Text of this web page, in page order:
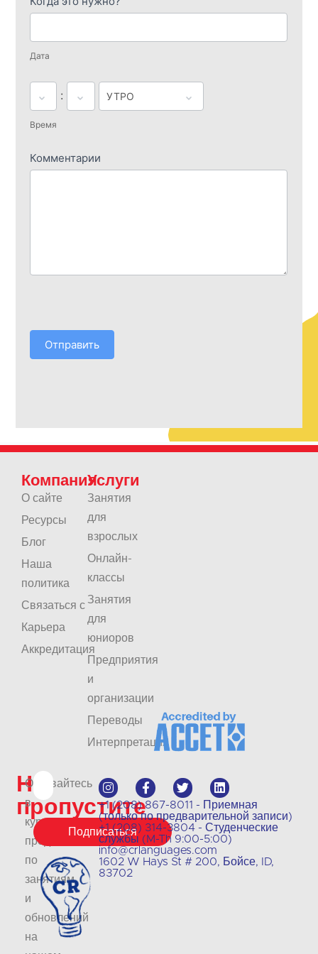
Дата
:
Время
Комментарии
Отправить
Не
пропустите
Оставайтесь
в
курсе
предложений
по
занятиям
и
обновлений
на
Подписаться
+1 (208) 867-8011 - Приемная
(только по предварительной записи)
+1 (208) 314-3804 - Студенческие
службы (M-Th 9:00-5:00)
info@crlanguages.com
1602 W Hays St # 200, Бойсе, ID,
83702
Компания
О сайте
Ресурсы
Блог
Наша
политика
Связаться с
Карьера
Аккредитация
Услуги
Занятия
для
взрослых
Онлайн-
классы
Занятия
для
юниоров
Предприятия
и
организации
Переводы
Интерпретация